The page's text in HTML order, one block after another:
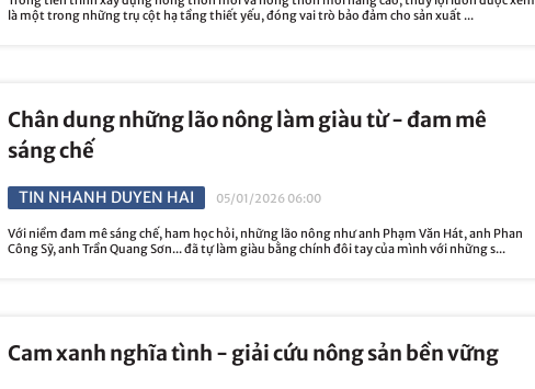
là một trong những trụ cột hạ tầng thiết yếu, đóng vai trò bảo đảm cho sản xuất ...
Chân dung những lão nông làm giàu từ - đam mê
sáng chế
TIN NHANH DUYEN HAI 05/01/2026 06:00
Với niềm đam mê sáng chế, ham học hỏi, những lão nông như anh Phạm Văn Hát, anh Phan
Công Sỹ, anh Trần Quang Sơn... đã tự làm giàu bằng chính đôi tay của mình với những s...
Cam xanh nghĩa tình - giải cứu nông sản bền vững